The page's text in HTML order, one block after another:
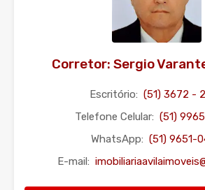
Corretor: Sergio
Escritório: (51) 3672 -
Telefone Celular: (51)
WhatsApp: (51) 9651-
E-mail: